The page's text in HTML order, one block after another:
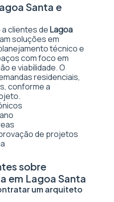
Santa e
clientes deLagoa
soluções em
técnico e
com foco em
e viabilidade. O
residenciais,
conforme a
de projetos
sobre
em Lagoa Santa
um arquiteto